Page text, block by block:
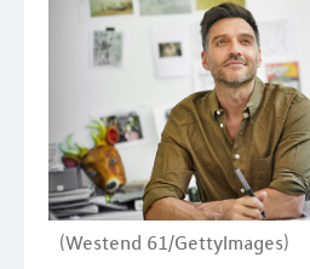
(Westend 61/GettyImages)